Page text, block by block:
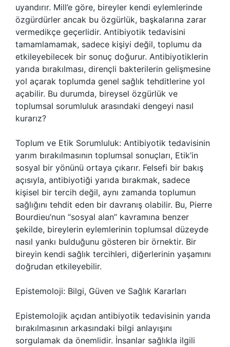
uyandırır. Mill’e göre, bireyler kendi eylemlerinde
özgürdürler ancak bu özgürlük, başkalarına zarar
vermedikçe geçerlidir. Antibiyotik tedavisini
tamamlamamak, sadece kişiyi değil, toplumu da
etkileyebilecek bir sonuç doğurur. Antibiyotiklerin
yarıda bırakılması, dirençli bakterilerin gelişmesine
yol açarak toplumda genel sağlık tehditlerine yol
açabilir. Bu durumda, bireysel özgürlük ve
toplumsal sorumluluk arasındaki dengeyi nasıl
kurarız?
Toplum ve Etik Sorumluluk: Antibiyotik tedavisinin
yarım bırakılmasının toplumsal sonuçları, Etik’in
sosyal bir yönünü ortaya çıkarır. Felsefi bir bakış
açısıyla, antibiyotiği yarıda bırakmak, sadece
kişisel bir tercih değil, aynı zamanda toplumun
sağlığını tehdit eden bir davranış olabilir. Bu, Pierre
Bourdieu’nun “sosyal alan” kavramına benzer
şekilde, bireylerin eylemlerinin toplumsal düzeyde
nasıl yankı bulduğunu gösteren bir örnektir. Bir
bireyin kendi sağlık tercihleri, diğerlerinin yaşamını
doğrudan etkileyebilir.
Epistemoloji: Bilgi, Güven ve Sağlık Kararları
Epistemolojik açıdan antibiyotik tedavisinin yarıda
bırakılmasının arkasındaki bilgi anlayışını
sorgulamak da önemlidir. İnsanlar sağlıkla ilgili